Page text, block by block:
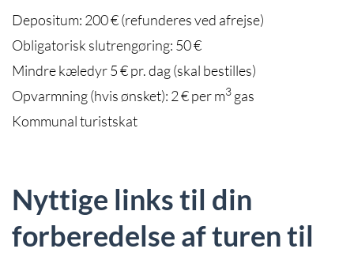
Depositum: 200 € (refunderes ved afrejse)
Obligatorisk slutrengøring: 50 €
Mindre kæledyr 5 € pr. dag (skal bestilles)
Opvarmning (hvis ønsket): 2 € per m3gas
Kommunal turistskat
Nyttige links til din
forberedelse af turen til